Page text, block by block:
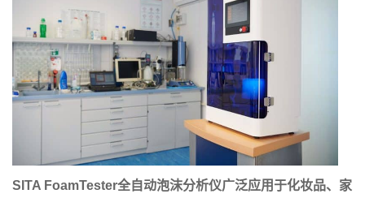
SITA FoamTester全自动泡沫分析仪广泛应用于化妆品、家